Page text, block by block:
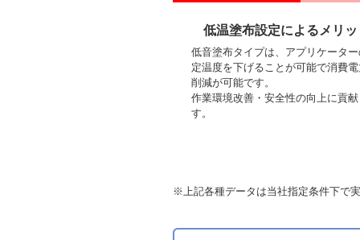
低温塗布設定によるメリッ
低音塗布タイプは、アプリケータ
定温度を下げることが可能で消費
削減が可能です。
作業環境改善・安全性の向上に貢
す。
※上記各種データは当社指定条件下で